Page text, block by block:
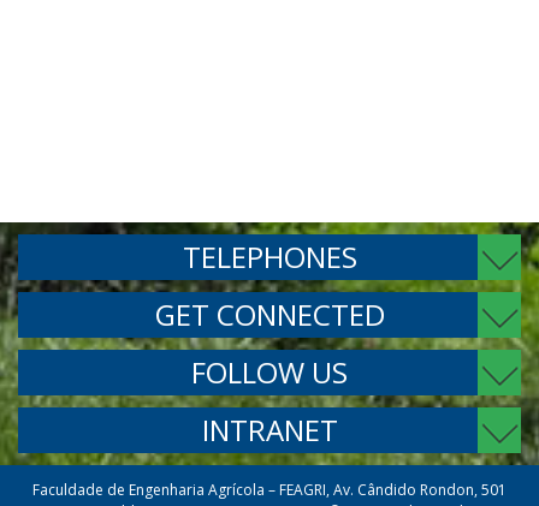
TELEPHONES
GET CONNECTED
FOLLOW US
INTRANET
Faculdade de Engenharia Agrícola – FEAGRI, Av. Cândido Rondon, 501